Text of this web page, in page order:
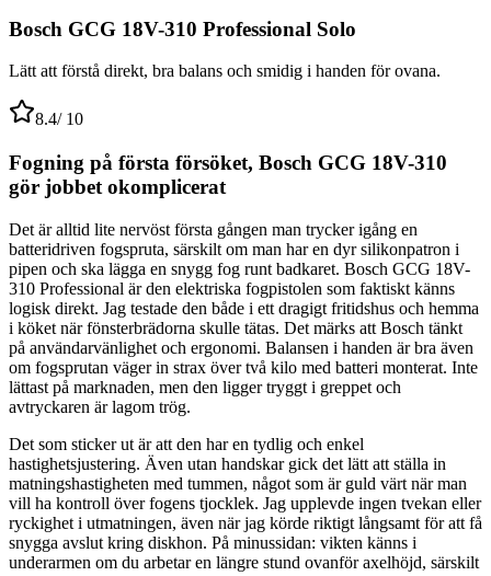
Bosch GCG 18V-310 Professional Solo
Lätt att förstå direkt, bra balans och smidig i handen för ovana.
8.4/ 10
Fogning på första försöket, Bosch GCG 18V-310
gör jobbet okomplicerat
Det är alltid lite nervöst första gången man trycker igång en
batteridriven fogspruta, särskilt om man har en dyr silikonpatron i
pipen och ska lägga en snygg fog runt badkaret. Bosch GCG 18V-
310 Professional är den elektriska fogpistolen som faktiskt känns
logisk direkt. Jag testade den både i ett dragigt fritidshus och hemma
i köket när fönsterbrädorna skulle tätas. Det märks att Bosch tänkt
på användarvänlighet och ergonomi. Balansen i handen är bra även
om fogsprutan väger in strax över två kilo med batteri monterat. Inte
lättast på marknaden, men den ligger tryggt i greppet och
avtryckaren är lagom trög.
Det som sticker ut är att den har en tydlig och enkel
hastighetsjustering. Även utan handskar gick det lätt att ställa in
matningshastigheten med tummen, något som är guld värt när man
vill ha kontroll över fogens tjocklek. Jag upplevde ingen tvekan eller
ryckighet i utmatningen, även när jag körde riktigt långsamt för att få
snygga avslut kring diskhon. På minussidan: vikten känns i
underarmen om du arbetar en längre stund ovanför axelhöjd, särskilt